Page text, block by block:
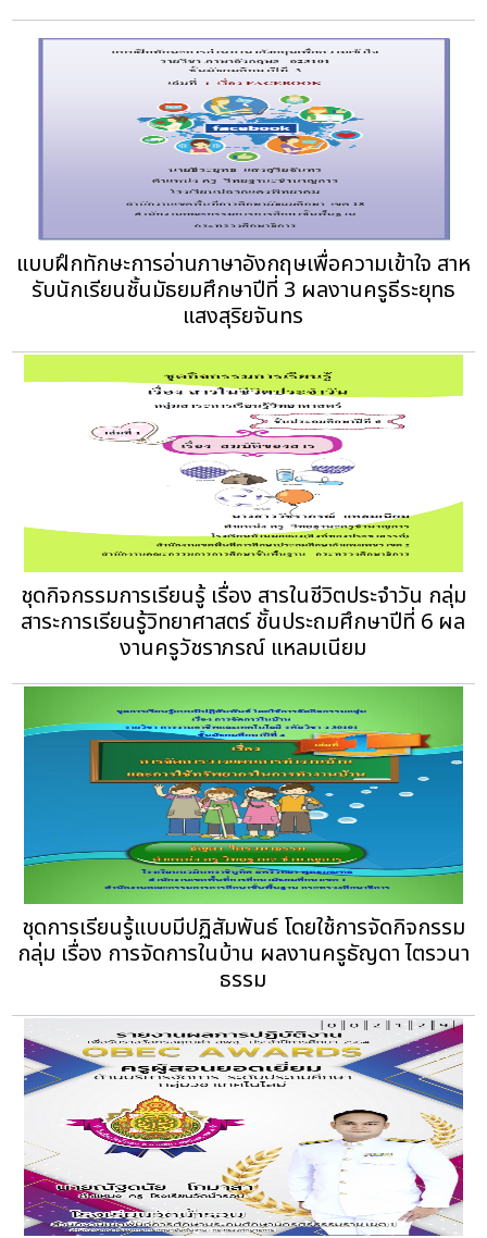
แบบฝึกทักษะการอ่านภาษาอังกฤษเพื่อความเข้าใจ สาห
รับนักเรียนชั้นมัธยมศึกษาปีที่ 3 ผลงานครูธีระยุทธ
แสงสุริยจันทร
ชุดกิจกรรมการเรียนรู้ เรื่อง สารในชีวิตประจำวัน กลุ่ม
สาระการเรียนรู้วิทยาศาสตร์ ชั้นประถมศึกษาปีที่ 6 ผล
งานครูวัชราภรณ์ แหลมเนียม
ชุดการเรียนรู้แบบมีปฏิสัมพันธ์ โดยใช้การจัดกิจกรรม
กลุ่ม เรื่อง การจัดการในบ้าน ผลงานครูธัญดา ไตรวนา
ธรรม